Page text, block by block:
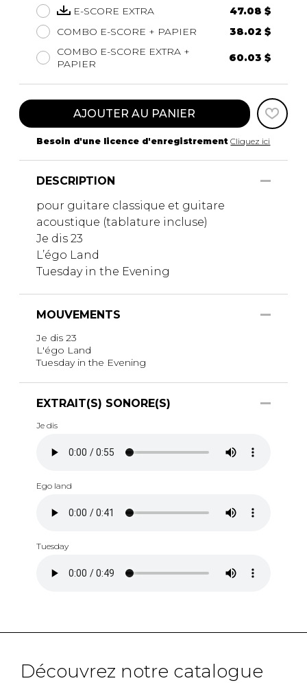
E-SCORE EXTRA
47.08 $
COMBO E-SCORE + PAPIER
38.02 $
COMBO E-SCORE EXTRA +
PAPIER
60.03 $
AJOUTER AU PANIER
Besoin d'une licence d'enregistrement Cliquez ici
DESCRIPTION
pour guitare classique et guitare
acoustique (tablature incluse)
Je dis 23
L’égo Land
Tuesday in the Evening
MOUVEMENTS
Je dis 23
L'égo Land
Tuesday in the Evening
EXTRAIT(S) SONORE(S)
Je dis
Ego land
Tuesday
Découvrez notre catalogue